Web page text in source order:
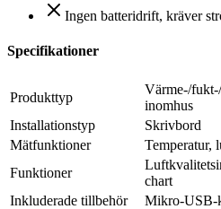
Ingen batteridrift, kräver
Specifikationer
Produkttyp
Värme-/
inomhus
Installationstyp
Skrivbord
Mätfunktioner
Temperatur,
Funktioner
chart
Inkluderade tillbehör
Mikro-USB-